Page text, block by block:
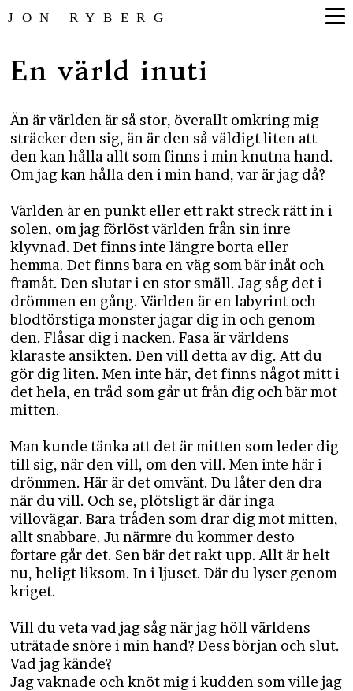
JON RYBERG
En värld inuti
Än är världen är så stor, överallt omkring mig
sträcker den sig, än är den så väldigt liten att
den kan hålla allt som finns i min knutna hand.
Om jag kan hålla den i min hand, var är jag då?
Världen är en punkt eller ett rakt streck rätt in i
solen, om jag förlöst världen från sin inre
klyvnad. Det finns inte längre borta eller
hemma. Det finns bara en väg som bär inåt och
framåt. Den slutar i en stor smäll. Jag såg det i
drömmen en gång. Världen är en labyrint och
blodtörstiga monster jagar dig in och genom
den. Flåsar dig i nacken. Fasa är världens
klaraste ansikten. Den vill detta av dig. Att du
gör dig liten. Men inte här, det finns något mitt i
det hela, en tråd som går ut från dig och bär mot
mitten.
Man kunde tänka att det är mitten som leder dig
till sig, när den vill, om den vill. Men inte här i
drömmen. Här är det omvänt. Du låter den dra
när du vill. Och se, plötsligt är där inga
villovägar. Bara tråden som drar dig mot mitten,
allt snabbare. Ju närmre du kommer desto
fortare går det. Sen bär det rakt upp. Allt är helt
nu, heligt liksom. In i ljuset. Där du lyser genom
kriget.
Vill du veta vad jag såg när jag höll världens
uträtade snöre i min hand? Dess början och slut.
Vad jag kände?
Jag vaknade och knöt mig i kudden som ville jag